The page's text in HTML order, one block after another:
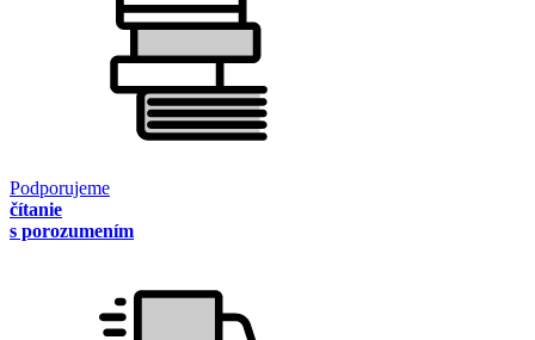
Podporujeme
čítanie
s porozumením